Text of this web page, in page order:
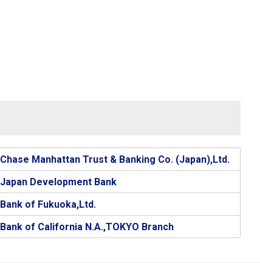
Chase Manhattan Trust & Banking Co. (Japan),Ltd.
Japan Development Bank
Bank of Fukuoka,Ltd.
Bank of California N.A.,TOKYO Branch